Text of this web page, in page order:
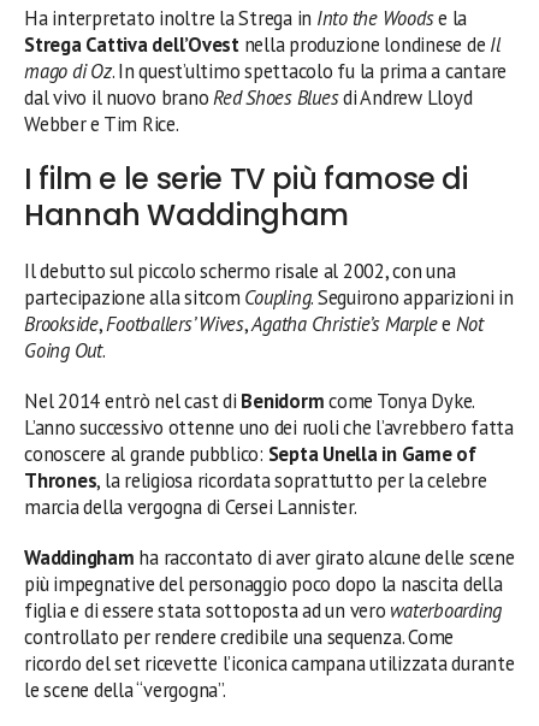
Ha interpretato inoltre la Strega in Into the Woodse la
Strega Cattiva dell’Ovestnella produzione londinese de Il
mago di Oz. In quest’ultimo spettacolo fu la prima a cantare
dal vivo il nuovo branoRed Shoes Bluesdi Andrew Lloyd
Webber e Tim Rice.
I film e le serie TV più famose di
Hannah Waddingham
Il debutto sul piccolo schermo risale al 2002, con una
partecipazione alla sitcom Coupling. Seguirono apparizioni in
Brookside,Footballers’ Wives,Agatha Christie’s Marplee Not
Going Out.
Nel 2014 entrò nel cast di Benidormcome Tonya Dyke.
L’anno successivo ottenne uno dei ruoli che l’avrebbero fatta
conoscere al grande pubblico: Septa Unella in Game of
Thrones, la religiosa ricordata soprattutto per la celebre
marcia della vergogna di Cersei Lannister.
Waddingham ha raccontato di aver girato alcune delle scene
più impegnative del personaggio poco dopo la nascita della
figlia e di essere stata sottoposta ad un vero waterboarding
controllato per rendere credibile una sequenza. Come
ricordo del set ricevette l’iconica campana utilizzata durante
le scene della “vergogna”.